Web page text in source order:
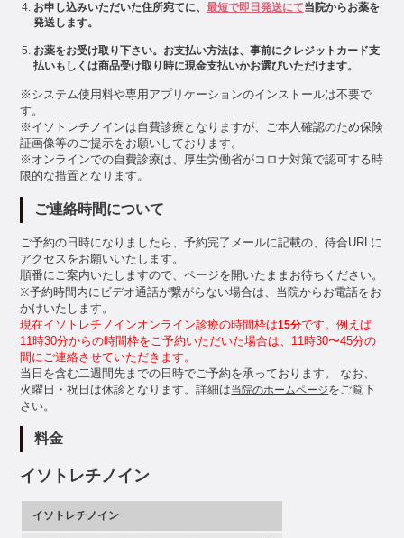
お申し込みいただいた住所宛てに、 最短で即日発送にて当院からお薬を
発送します。
お薬をお受け取り下さい。お支払い方法は、事前にクレジットカード支
払いもしくは商品受け取り時に現金支払いかお選びいただけます。
※システム使用料や専用アプリケーションのインストールは不要で
す。
※イソトレチノインは自費診療となりますが、ご本人確認のため保険
証画像等のご提示をお願いしております。
※オンラインでの自費診療は、厚生労働省がコロナ対策で認可する時
限的な措置となります。
ご連絡時間について
ご予約の日時になりましたら、予約完了メールに記載の、待合URLに
アクセスをお願いいたします。
順番にご案内いたしますので、ページを開いたままお待ちください。
※予約時間内にビデオ通話が繋がらない場合は、当院からお電話をお
かけいたします。
現在イソトレチノインオンライン診療の時間枠は15分です。例えば
11時30分からの時間枠をご予約いただいた場合は、11時30〜45分の
間にご連絡させていただきます。
当日を含む二週間先までの日時でご予約を承っております。 なお、
火曜日・祝日は休診となります。詳細は当院のホームページをご覧下
さい。
料金
イソトレチノイン
イソトレチノイン